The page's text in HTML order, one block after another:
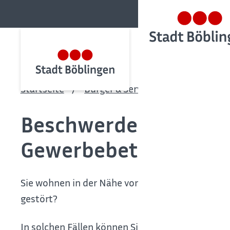
Startseite Bürger & Service
Beschwerde bei
Gewerbebetrieben
Sie wohnen in der Nähe von Industrie- oder
gestört?
In solchen Fällen können Sie sich an die für